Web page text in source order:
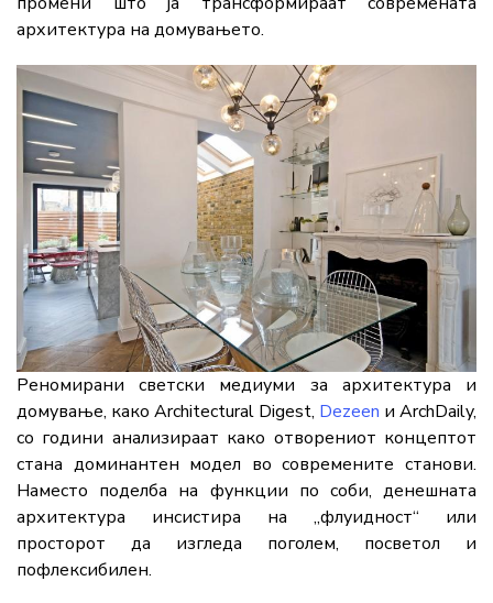
архитектура на домувањето.
Реномирани светски медиуми за архитектура и
домување, како Architectural Digest, Dezeen и ArchDaily,
со години анализираат како отворениот концептот
стана доминантен модел во современите станови.
Наместо поделба на функции по соби, денешната
архитектура инсистира на „флуидност“ или
просторот да изгледа поголем, посветол и
пофлексибилен.